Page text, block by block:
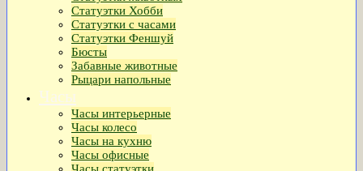
Статуэтки Хобби
Статуэтки с часами
Статуэтки Феншуй
Бюсты
Забавные животные
Рыцари напольные
Часы
Часы интерьерные
Часы колесо
Часы на кухню
Часы офисные